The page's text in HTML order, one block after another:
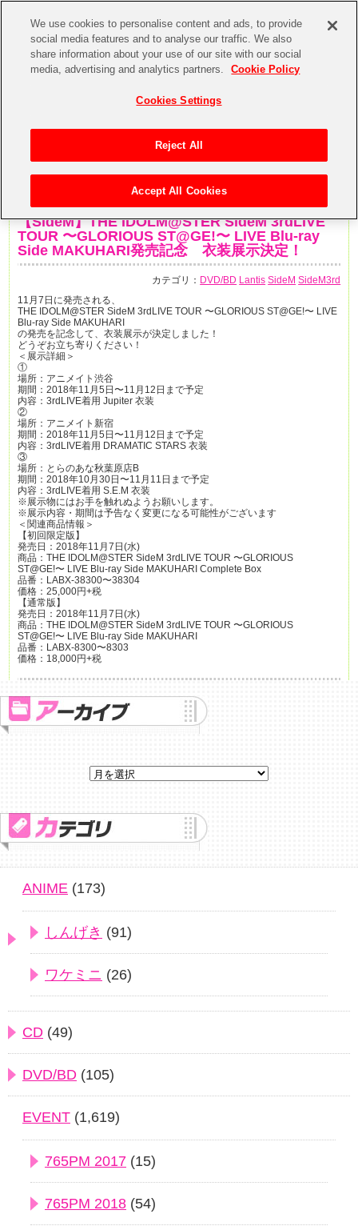
【SideM】THE IDOLM@STER SideM 3rdLIVE
TOUR 〜GLORIOUS ST@GE!〜 LIVE Blu-ray
Side MAKUHARI発売記念 衣装展示決定！
カテゴリ： DVD/BD Lantis SideM SideM3rd
11月7日に発売される、
THE IDOLM@STER SideM 3rdLIVE TOUR 〜GLORIOUS ST@GE!〜 LIVE
Blu-ray Side MAKUHARI
の発売を記念して、衣装展示が決定しました！
どうぞお立ち寄りください！
＜展示詳細＞
①
場所：アニメイト渋谷
期間：2018年11月5日〜11月12日まで予定
内容：3rdLIVE着用 Jupiter 衣装
②
場所：アニメイト新宿
期間：2018年11月5日〜11月12日まで予定
内容：3rdLIVE着用 DRAMATIC STARS 衣装
③
場所：とらのあな秋葉原店B
期間：2018年10月30日〜11月11日まで予定
内容：3rdLIVE着用 S.E.M 衣装
※展示物にはお手を触れぬようお願いします。
※展示内容・期間は予告なく変更になる可能性がございます
＜関連商品情報＞
【初回限定版】
発売日：2018年11月7日(水)
商品：THE IDOLM@STER SideM 3rdLIVE TOUR 〜GLORIOUS
ST@GE!〜 LIVE Blu-ray Side MAKUHARI Complete Box
品番：LABX-38300〜38304
価格：25,000円+税
【通常版】
発売日：2018年11月7日(水)
商品：THE IDOLM@STER SideM 3rdLIVE TOUR 〜GLORIOUS
ST@GE!〜 LIVE Blu-ray Side MAKUHARI
品番：LABX-8300〜8303
価格：18,000円+税
ANIME (173)
しんげき (91)
ワケミニ (26)
CD (49)
DVD/BD (105)
EVENT (1,619)
765PM 2017 (15)
765PM 2018 (54)
We use cookies to personalise content and ads, to provide
social media features and to analyse our traffic. We also
share information about your use of our site with our social
media, advertising and analytics partners.
Cookie Policy
Cookies Settings
Reject All
Accept All Cookies